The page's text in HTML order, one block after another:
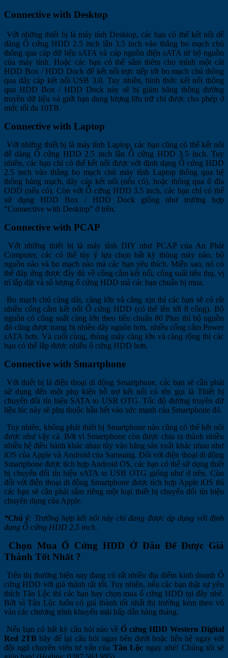
Connective with Desktop
Với những thiết bị là máy tính Desktop, các bạn có thể kết nối dễ
dàng Ổ cứng HDD 2.5 inch lẫn 3.5 inch vào thẳng bo mạch chủ
thông qua cáp dữ liệu sATA và cáp nguồn điện sATA từ bộ nguồn
của máy tính. Hoặc các bạn có thể sắm thêm cho mình một cái
HDD Box / HDD Dock để kết nối trực tiếp tới bo mạch chủ thông
qua dây cáp kết nối USB 3.0. Tuy nhiên, hình thức kết nối thông
qua HDD Box / HDD Dock này sẽ bị giảm băng thông đường
truyền dữ liệu và giới hạn dung lượng lữu trữ chỉ được cho phép ở
mức tối đa 10TB.
Connective with Laptop
Với những thiết bị là máy tính Laptop, các bạn cũng có thể kết nối
dễ dàng Ổ cứng HDD 2.5 inch lẫn Ổ cứng HDD 3.5 inch. Tuy
nhiên, các bạn chỉ có thể kết nối được với định dạng Ổ cứng HDD
2.5 inch vào thẳng bo mạch chủ máy tính Laptop thông qua hệ
thống bảng mạch, dây cáp kết nối (nếu có), hoặc thông qua ổ đĩa
ODD (nếu có). Còn với Ổ cứng HDD 3.5 inch, các bạn chỉ có thể
sử dụng HDD Box / HDD Dock giống như trường hợp
“Connective with Desktop” ở trên.
Connective with PCAP
Với những thiết bị là máy tính DIY như PCAP của An Phát
Computer, các có thể tùy ý lựa chọn bất kỳ thùng mày nào, bộ
nguồn nào và bo mạch nào mà các bạn yêu thích. Miễn sao, nó có
thể đáp ứng được đầy đủ về cổng cắm kết nối, công suất tiêu thụ, vị
trí lắp đặt và số lượng ổ cứng HDD mà các bạn chuẩn bị mua.
Bo mạch chủ càng dài, càng lớn và càng xịn thì các bạn sẽ có rất
nhiều cổng cắm kết nối Ổ cứng HDD (có thể lên tới 8 cổng). Bộ
nguồn có công suất càng lớn theo tiêu chuẩn 80 Plus thì bộ nguồn
đó cũng được trang bị nhiều dây nguồn hơn, nhiều cổng cắm Power
sATA hơn. Và cuối cùng, thùng máy càng lớn và càng rộng thì các
bạn có thể lắp được nhiều ổ cứng HDD hơn.
Connective with Smartphone
Với thiết bị là điện thoại di động Smartphone, các bạn sẽ cần phải
sử dụng đến một phụ kiện hỗ trợ kết nối có tên gọi là Thiết bị
chuyển đổi tín hiệu SATA to USB OTG. Tốc độ đường truyền dữ
liệu lúc này sẽ phụ thuộc hầu hết vào sức mạnh của Smartphone đó.
Tuy nhiên, không phải thiết bị Smartphone nào cũng có thế kết nối
được như vậy cả. Bởi vì Smartphone còn được chia ra thành nhiều
nhiều hệ điều hành khác nhau tùy vào hãng sản xuất khác nhau như
iOS của Apple và Android của Samsung. Đối với điện thoại di động
Smartphone được tích hợp Android OS, các bạn có thể sử dụng thiết
bị chuyển đổi tín hiệu sATA to USB OTG giống như ở trên. Còn
đối với điện thoại di động Smartphone được tích hợp Apple iOS thì
các bạn sẽ cần phải sắm riêng một loại thiết bị chuyển đổi tín hiệu
chuyên dụng của Apple.
*Chú ý: Trường hợp kết nối này chỉ đang được áp dụng với định
dạng Ổ cứng HDD 2.5 inch.
Chọn Mua Ổ Cứng HDD Ở Đâu Để Được Giá
Thành Tốt Nhất ?
Trên thị thường hiện nay đang có rất nhiều địa điểm kinh doanh Ổ
cứng HDD với giá thành rất tốt. Tuy nhiên, nếu các bạn thật sự yêu
thích Tân Lộc thì các bạn hay chọn mua ổ cứng HDD tại đây nhé.
Bởi vì Tân Lộc luôn có giá thành tốt nhất thị trường kèm theo vô
vàn các chương trình khuyến mãi hấp dẫn hàng tháng.
Nếu bạn có bất kỳ câu hỏi nào về Ổ cứng HDD Western Digital
Red 2TB hãy để lại câu hỏi ngay bên dưới hoặc liên hệ ngay với
đội ngũ chuyên viên tư vấn của Tân Lộc ngay nhé! Chúng tôi sẽ